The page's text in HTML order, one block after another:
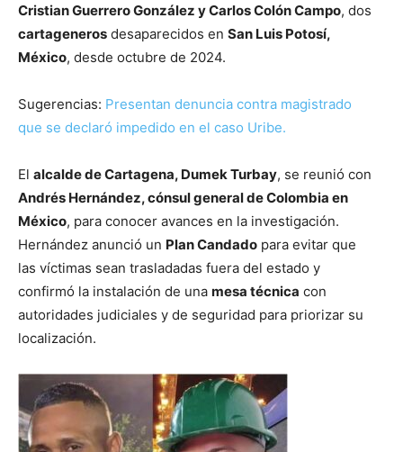
Cristian Guerrero González y Carlos Colón Campo, dos
cartageneros desaparecidos en San Luis Potosí,
México, desde octubre de 2024.
Sugerencias: Presentan denuncia contra magistrado
que se declaró impedido en el caso Uribe.
El alcalde de Cartagena, Dumek Turbay, se reunió con
Andrés Hernández, cónsul general de Colombia en
México, para conocer avances en la investigación.
Hernández anunció un Plan Candado para evitar que
las víctimas sean trasladadas fuera del estado y
confirmó la instalación de una mesa técnica con
autoridades judiciales y de seguridad para priorizar su
localización.